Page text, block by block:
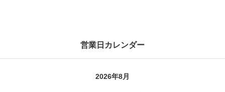
営業日カレンダー
2026年8月